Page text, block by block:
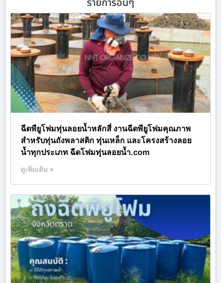
รายการอื่นๆ
ฉีดพียูโฟมทุ่นลอยน้ำหลักสี่ งานฉีดพียูโฟมคุณภาพ
สำหรับทุ่นถังพลาสติก ทุ่นเหล็ก และโครงสร้างลอย
น้ำทุกประเภท ฉีดโฟมทุ่นลอยน้ำ.com
ดูเพิ่มเติม »